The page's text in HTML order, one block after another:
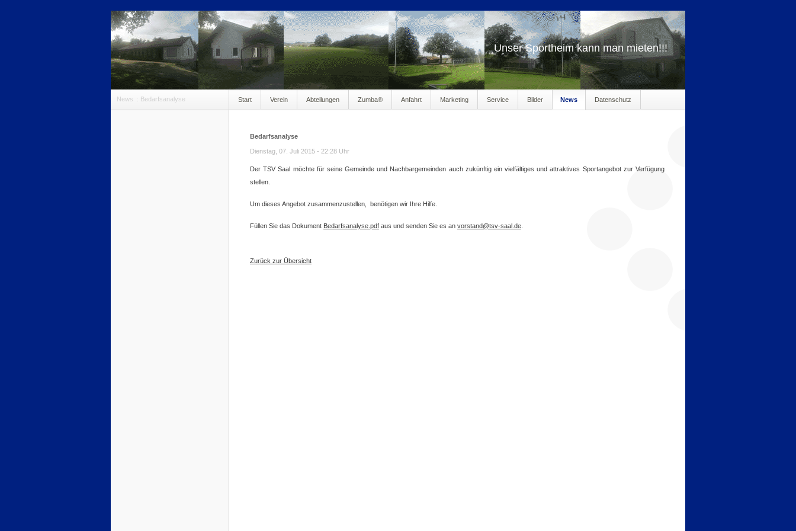
Unser Sportheim kann man mieten!!!
News : Bedarfsanalyse Start Verein Abteilungen Zumba® Anfahrt Marketing Service Bilder News Datenschutz
Bedarfsanalyse
Dienstag, 07. Juli 2015 - 22:28 Uhr
Der TSV Saal möchte für seine Gemeinde und Nachbargemeinden auch zukünftig ein vielfältiges und attraktives Sportangebot zur Verfügung
stellen.
Um dieses Angebot zusammenzustellen, benötigen wir Ihre Hilfe.
Füllen Sie das Dokument Bedarfsanalyse.pdf aus und senden Sie es an vorstand@tsv-saal.de
Zurück zur Übersicht